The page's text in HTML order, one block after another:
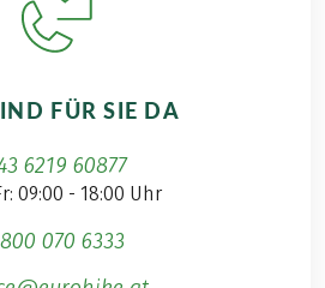
FÜR SIE DA
6219 60877
09:00 - 18:00 Uhr
070 6333